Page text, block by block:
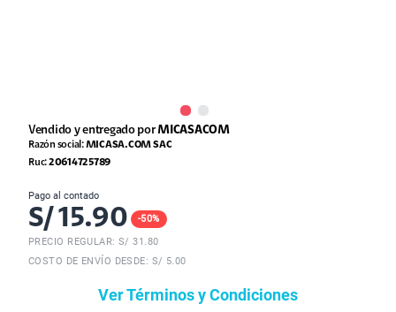
Vendido y entregado porMICASACOM
Razón social:MICASA.COM SAC
Ruc:20614725789
Pago al contado
S/15.90 -50%
PRECIO REGULAR: S/31.80
COSTO DE ENVÍO DESDE: S/ 5.00
Ver Términos y Condiciones